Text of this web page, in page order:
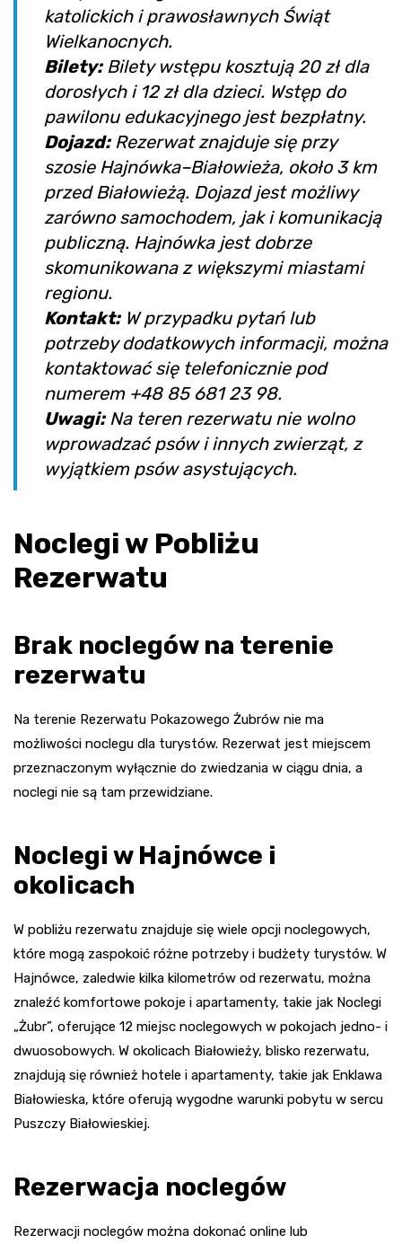
katolickich i prawosławnych Świąt
Wielkanocnych.
Bilety:Bilety wstępu kosztują 20 zł dla
dorosłych i 12 zł dla dzieci. Wstęp do
pawilonu edukacyjnego jest bezpłatny.
Dojazd:Rezerwat znajduje się przy
szosie Hajnówka–Białowieża, około 3 km
przed Białowieżą. Dojazd jest możliwy
zarówno samochodem, jak i komunikacją
publiczną. Hajnówka jest dobrze
skomunikowana z większymi miastami
regionu.
Kontakt:W przypadku pytań lub
potrzeby dodatkowych informacji, można
kontaktować się telefonicznie pod
numerem +48 85 681 23 98.
Uwagi:Na teren rezerwatu nie wolno
wprowadzać psów i innych zwierząt, z
wyjątkiem psów asystujących.
Noclegi w Pobliżu
Rezerwatu
Brak noclegów na terenie
rezerwatu
Na terenie Rezerwatu Pokazowego Żubrów nie ma
możliwości noclegu dla turystów. Rezerwat jest miejscem
przeznaczonym wyłącznie do zwiedzania w ciągu dnia, a
noclegi nie są tam przewidziane.
Noclegi w Hajnówce i
okolicach
W pobliżu rezerwatu znajduje się wiele opcji noclegowych,
które mogą zaspokoić różne potrzeby i budżety turystów. W
Hajnówce, zaledwie kilka kilometrów od rezerwatu, można
znaleźć komfortowe pokoje i apartamenty, takie jak Noclegi
„Żubr”, oferujące 12 miejsc noclegowych w pokojach jedno- i
dwuosobowych. W okolicach Białowieży, blisko rezerwatu,
znajdują się również hotele i apartamenty, takie jak Enklawa
Białowieska, które oferują wygodne warunki pobytu w sercu
Puszczy Białowieskiej.
Rezerwacja noclegów
Rezerwacji noclegów można dokonać online lub